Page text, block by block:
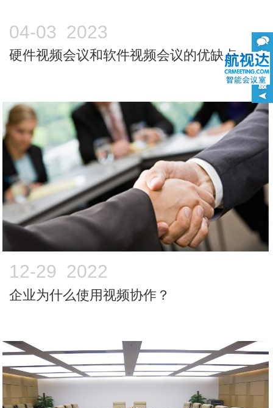
04-03 2023
硬件视频会议和软件视频会议的优缺点
12-29 2022
企业为什么使用视频协作？